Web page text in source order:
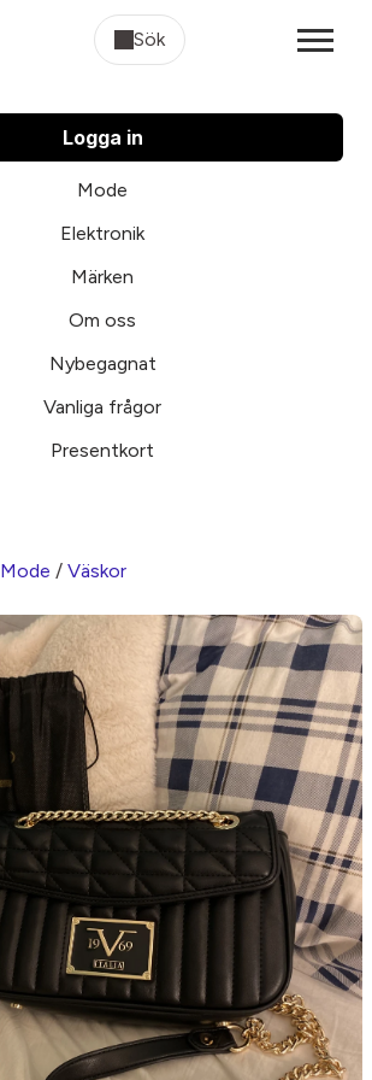
Sök
Logga in
Mode
Elektronik
Märken
Om oss
Nybegagnat
Vanliga frågor
Presentkort
Mode / Väskor